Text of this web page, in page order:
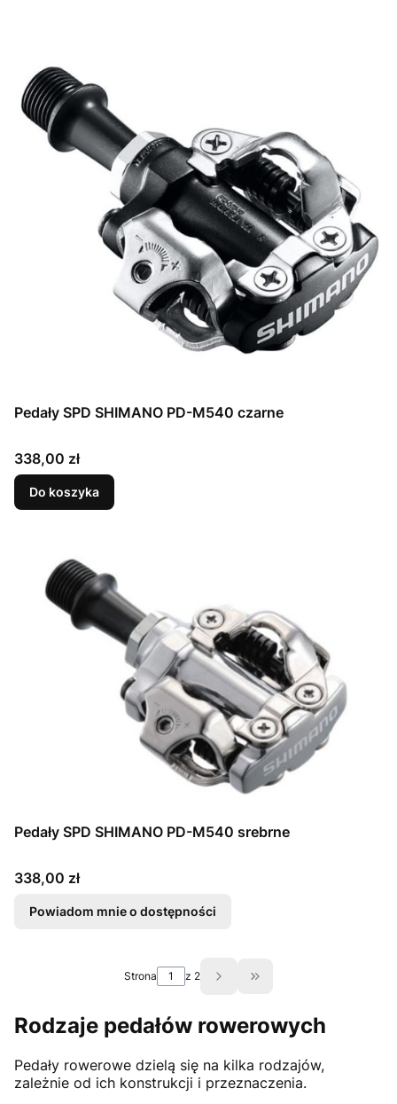
Pedały SPD SHIMANO PD-M540 czarne
Cena
338,00 zł
Do koszyka
Pedały SPD SHIMANO PD-M540 srebrne
Cena
338,00 zł
Powiadom mnie o dostępności
Strona z 2 Przejdź do ostatniej
Rodzaje pedałów rowerowych
Pedały rowerowe dzielą się na kilka rodzajów,
zależnie od ich konstrukcji i przeznaczenia.